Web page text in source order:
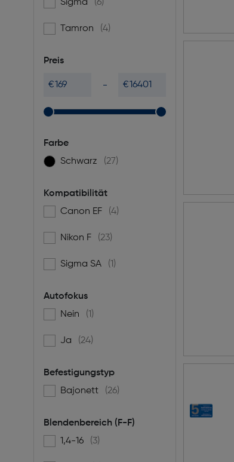
Sigma (6)
Filtern nach Marke: Sigma
Tamron (4)
Filtern nach Marke: Tamron
Preis
€ €
Farbe
Schwarz
(27)
Filtern nach Farbe: Schwarz
Kompatibilität
Canon EF
(4)
Filtern nach Kompatibilität: Canon EF
Nikon F (23)
Filtern nach Kompatibilität: Nikon F
Sigma SA (1)
Filtern nach Kompatibilität: Sigma SA
Autofokus
Nein
(1)
Filtern nach Autofokus: false
Ja (24)
Filtern nach Autofokus: true
Befestigungstyp
Bajonett
(26)
Filtern nach Befestigungstyp: Bajonett
Blendenbereich (F-F)
1,4-16
(3)
Filtern nach Blendenbereich (F-F): 1,4-16